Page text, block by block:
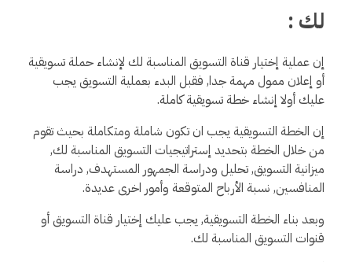
لك :
إن عملية إختيار قناة التسويق المناسبة لك لإنشاء حملة تسويقية
أو إعلان ممول مهمة جدا, فقبل البدء بعملية التسويق يجب
عليك أولا إنشاء خطة تسويقية كاملة.
إن الخطة التسويقية يجب ان تكون شاملة ومتكاملة بحيث تقوم
من خلال الخطة بتحديد إستراتيجيات التسويق المناسبة لك,
ميزانية التسويق, تحليل ودراسة الجمهور المستهدف, دراسة
المنافسين, نسبة الأرباح المتوقعة وأمور اخرى عديدة.
وبعد بناء الخطة التسويقية, يجب عليك إختيار قناة التسويق أو
قنوات التسويق المناسبة لك.